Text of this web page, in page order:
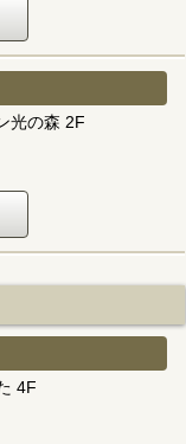
光の森 2F
4F